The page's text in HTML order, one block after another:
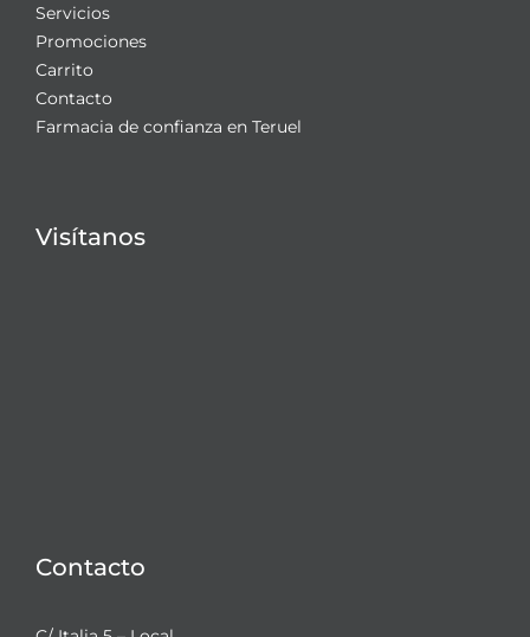
Servicios
Promociones
Carrito
Contacto
Farmacia de confianza en Teruel
Visítanos
Contacto